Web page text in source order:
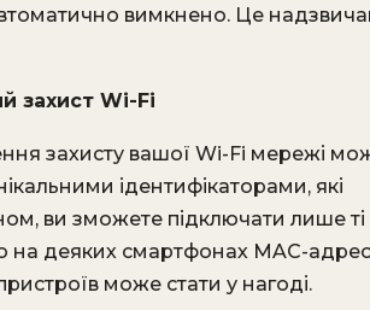
вимкнено. Це
захист Wi-Fi
захисту вашої Wi-Fi мережі
ідентифікаторами, які
ви зможете підключати лише ті
на деяких смартфонах MAC-
може стати у нагоді.